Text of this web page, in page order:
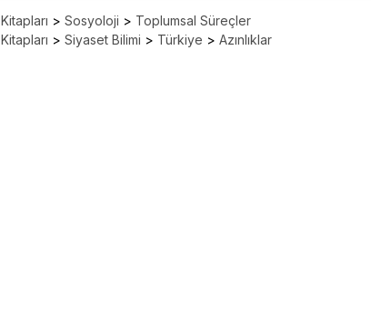
> Sosyoloji > Toplumsal Süreçler
> Siyaset Bilimi > Türkiye > Azınlıklar